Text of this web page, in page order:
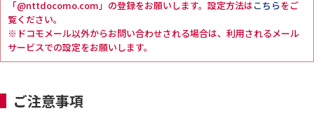
「@nttdocomo.com」の登録をお願いします。設定方法はこちらをご
覧ください。
ドコモメール以外からお問い合わせされる場合は、利用されるメール
サービスでの設定をお願いします。
ご注意事項